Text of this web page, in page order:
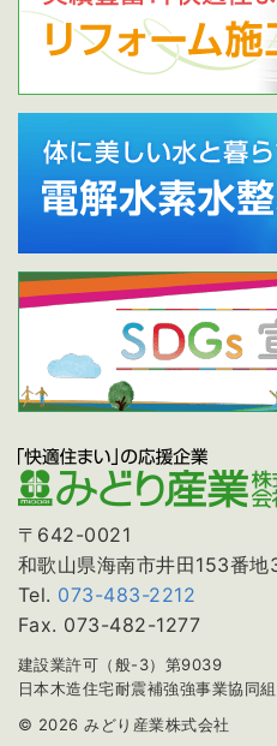
〒642-0021
和歌山県海南市井田153番地
Tel. 073-483-2212
Fax. 073-482-1277
建設業許可（般-3）第9039
日本木造住宅耐震補強強事業協同
© 2026 みどり産業株式会社